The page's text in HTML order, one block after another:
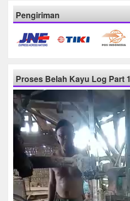
Pengiriman
Proses Belah Kayu Log Part 1
Pemutar
Video